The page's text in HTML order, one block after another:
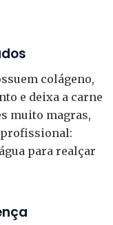
colágeno,
e deixa a carne
muito magras,
profissional:
para realçar